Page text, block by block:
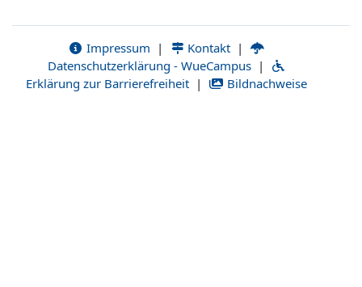
Impressum | Kontakt |
Datenschutzerklärung - WueCampus |
Erklärung zur Barrierefreiheit | Bildnachweise